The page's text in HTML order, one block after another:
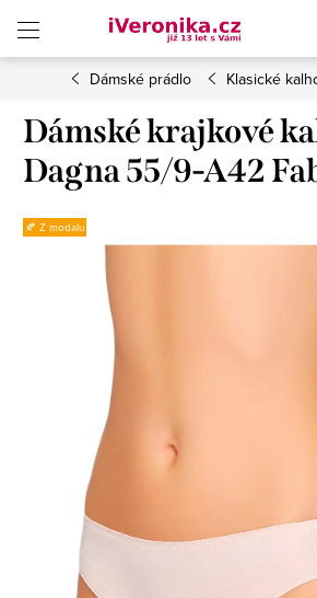
obsah
Dámské prádlo Klasické
Dámské krajkové
Dagna 55/9-A42
🍂 Z modalu